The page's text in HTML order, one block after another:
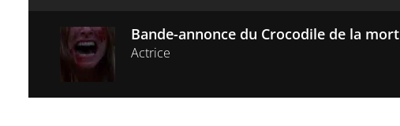
Bande-annonce du Crocodile de la mort
Actrice